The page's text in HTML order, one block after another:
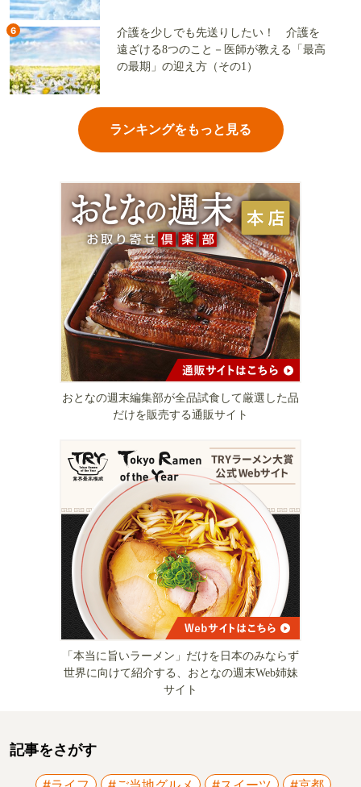
6
介護を少しでも先送りしたい！ 介護を
遠ざける8つのこと－医師が教える「最高
の最期」の迎え方（その1）
ランキングをもっと見る
おとなの週末編集部が全品試食して厳選した品
だけを販売する通販サイト
「本当に旨いラーメン」だけを日本のみならず
世界に向けて紹介する、おとなの週末Web姉妹
サイト
記事をさがす